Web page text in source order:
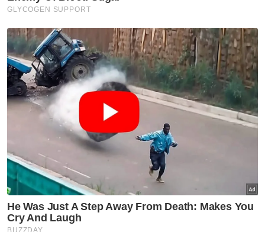
Artikel Disyorkan
Semasa
Jenazah tiga anggota polis
maut renjatan elektrik akan
dibawa pulang ke kampung
halaman
Semasa
Penerbangan mencemaskan,
penumpang didakwa cuba
buka pintu kecemasan
Semasa
Pelajar kolej lemas ketika